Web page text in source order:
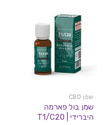
שמן CBD
שמן בול פארמה
היברידי | T1/C20